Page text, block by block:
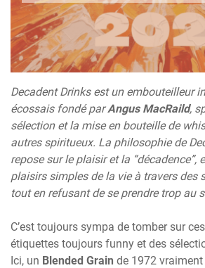
Decadent Drinks est un embouteilleur
écossais fondé parAngus MacRaild,
sélection et la mise en bouteille de
autres spiritueux. La philosophie de
repose sur le plaisir et la “décadence”,
plaisirs simples de la vie à travers des
tout en refusant de se prendre trop au
C’est toujours sympa de tomber sur
étiquettes toujours funny et des
Ici, un Blended Grain de 1972